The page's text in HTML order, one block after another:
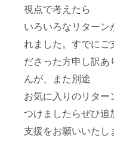
視点で考えたら
いろいろなリターン
れました。すでにご
ださった方申し訳あ
んが、また別途
お気に入りのリター
つけましたらぜひ追
支援をお願いいたし